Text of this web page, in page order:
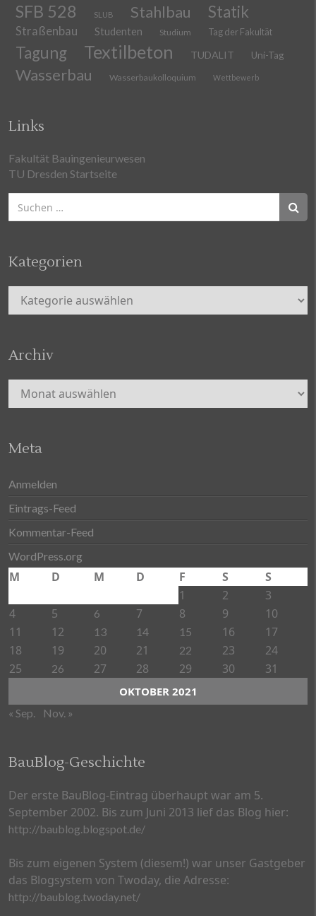
SFB 528 SLUB Stahlbau Statik
Straßenbau Studenten Studium Tag der Fakultät
Tagung Textilbeton TUDALIT Uni-Tag
Wasserbau Wasserbaukolloquium Wettbewerb
Links
Fakultät Bauingenieurwesen
TU Dresden Startseite
nach:
Kategorien
Kategorien
Archiv
Archiv
Meta
Anmelden
Eintrags-Feed
Kommentar-Feed
WordPress.org
OKTOBER 2021
M D M D F S
S
1
2
3
4
5 6 7 8 9
10
11
12 13 14 15 16
17
18
19 20 21 22 23
24
25
26 27 28 29 30 31
« Sep. Nov. »
BauBlog-Geschichte
Der erste BauBlog-Eintrag überhaupt war am 5.
September 2002. Bis zum Juni 2013 lief das Blog hier:
http://baublog.blogspot.de/
Bis zum eigenen System (diesem!) war unser Gastgeber
das Blogsystem von Twoday, die Adresse:
http://baublog.twoday.net/